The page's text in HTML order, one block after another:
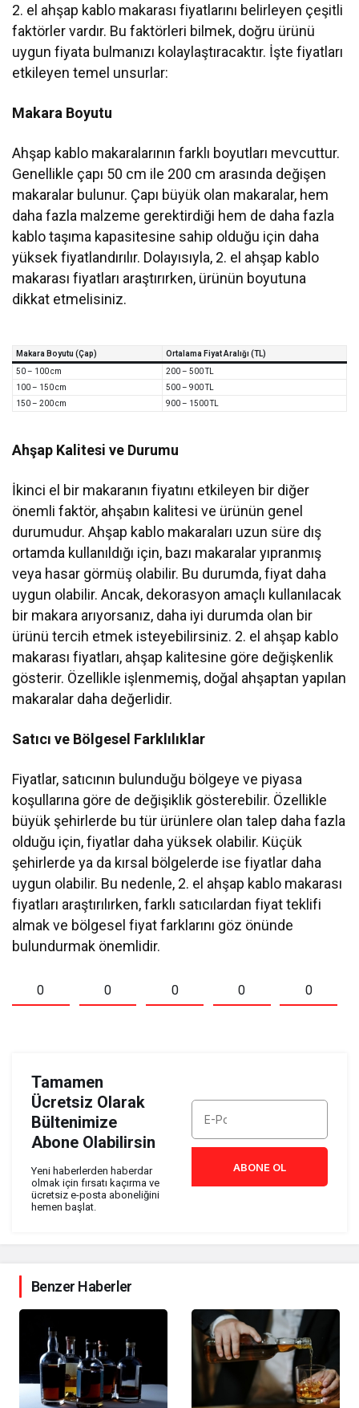
2. el ahşap kablo makarası fiyatlarını belirleyen çeşitli
faktörler vardır. Bu faktörleri bilmek, doğru ürünü
uygun fiyata bulmanızı kolaylaştıracaktır. İşte fiyatları
etkileyen temel unsurlar:
Makara Boyutu
Ahşap kablo makaralarının farklı boyutları mevcuttur.
Genellikle çapı 50 cm ile 200 cm arasında değişen
makaralar bulunur. Çapı büyük olan makaralar, hem
daha fazla malzeme gerektirdiği hem de daha fazla
kablo taşıma kapasitesine sahip olduğu için daha
yüksek fiyatlandırılır. Dolayısıyla, 2. el ahşap kablo
makarası fiyatları araştırırken, ürünün boyutuna
dikkat etmelisiniz.
Makara Boyutu (Çap)
Ortalama Fiyat Aralığı (TL)
50 – 100 cm
200 – 500 TL
100 – 150 cm
500 – 900 TL
150 – 200 cm
900 – 1500 TL
Ahşap Kalitesi ve Durumu
İkinci el bir makaranın fiyatını etkileyen bir diğer
önemli faktör, ahşabın kalitesi ve ürünün genel
durumudur. Ahşap kablo makaraları uzun süre dış
ortamda kullanıldığı için, bazı makaralar yıpranmış
veya hasar görmüş olabilir. Bu durumda, fiyat daha
uygun olabilir. Ancak, dekorasyon amaçlı kullanılacak
bir makara arıyorsanız, daha iyi durumda olan bir
ürünü tercih etmek isteyebilirsiniz. 2. el ahşap kablo
makarası fiyatları, ahşap kalitesine göre değişkenlik
gösterir. Özellikle işlenmemiş, doğal ahşaptan yapılan
makaralar daha değerlidir.
Satıcı ve Bölgesel Farklılıklar
Fiyatlar, satıcının bulunduğu bölgeye ve piyasa
koşullarına göre de değişiklik gösterebilir. Özellikle
büyük şehirlerde bu tür ürünlere olan talep daha fazla
olduğu için, fiyatlar daha yüksek olabilir. Küçük
şehirlerde ya da kırsal bölgelerde ise fiyatlar daha
uygun olabilir. Bu nedenle, 2. el ahşap kablo makarası
fiyatları araştırılırken, farklı satıcılardan fiyat teklifi
almak ve bölgesel fiyat farklarını göz önünde
bulundurmak önemlidir.
0 0 0 0 0
Tamamen
Ücretsiz Olarak
Bültenimize
Abone Olabilirsin
Yeni haberlerden haberdar
olmak için fırsatı kaçırma ve
ücretsiz e-posta aboneliğini
hemen başlat.
ABONE OL
Benzer Haberler